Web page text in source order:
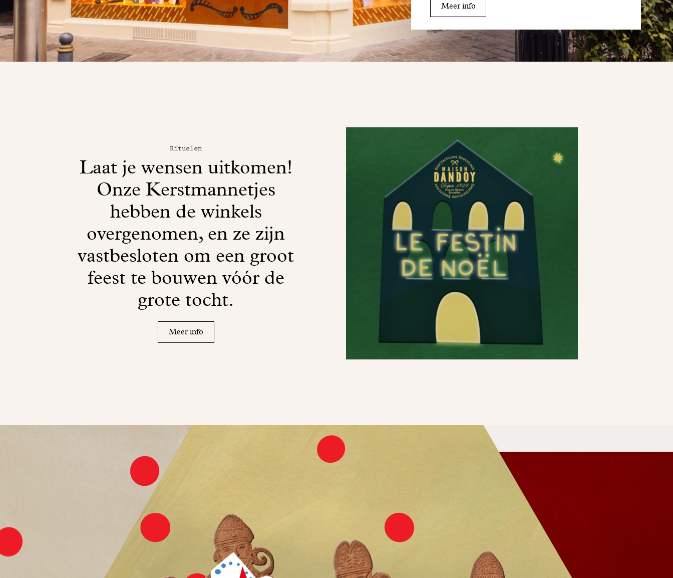
Meer info
Rituelen
Laat je wensen uitkomen!
Onze Kerstmannetjes
hebben de winkels
overgenomen, en ze zijn
vastbesloten om een groot
feest te bouwen vóór de
grote tocht.
Meer info